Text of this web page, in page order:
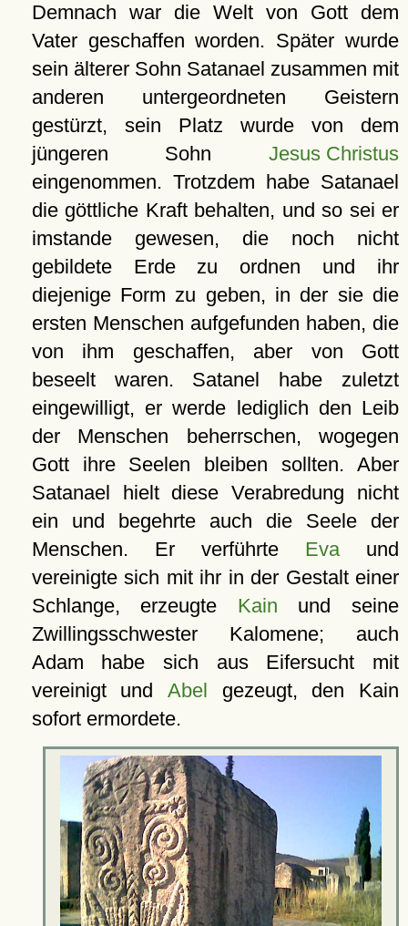
Demnach war die Welt von Gott dem
Vater geschaffen worden. Später wurde
sein älterer Sohn Satanael zusammen mit
anderen untergeordneten Geistern
gestürzt, sein Platz wurde von dem
jüngeren Sohn Jesus Christus
eingenommen. Trotzdem habe Satanael
die göttliche Kraft behalten, und so sei er
imstande gewesen, die noch nicht
gebildete Erde zu ordnen und ihr
diejenige Form zu geben, in der sie die
ersten Menschen aufgefunden haben, die
von ihm geschaffen, aber von Gott
beseelt waren. Satanel habe zuletzt
eingewilligt, er werde lediglich den Leib
der Menschen beherrschen, wogegen
Gott ihre Seelen bleiben sollten. Aber
Satanael hielt diese Verabredung nicht
ein und begehrte auch die Seele der
Menschen. Er verführte Evaund
vereinigte sich mit ihr in der Gestalt einer
Schlange, erzeugte Kain und seine
Zwillingsschwester Kalomene; auch
Adam habe sich aus Eifersucht mit
vereinigt undAbel gezeugt, den Kain
sofort ermordete.